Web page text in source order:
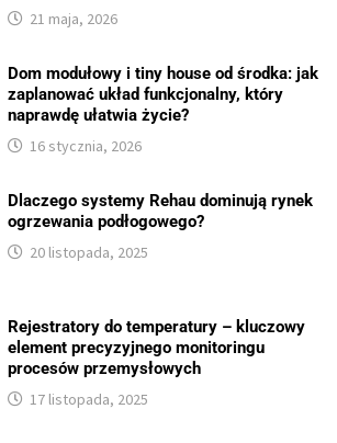
21 maja, 2026
Dom modułowy i tiny house od środka: jak
zaplanować układ funkcjonalny, który
naprawdę ułatwia życie?
16 stycznia, 2026
Dlaczego systemy Rehau dominują rynek
ogrzewania podłogowego?
20 listopada, 2025
Rejestratory do temperatury – kluczowy
element precyzyjnego monitoringu
procesów przemysłowych
17 listopada, 2025